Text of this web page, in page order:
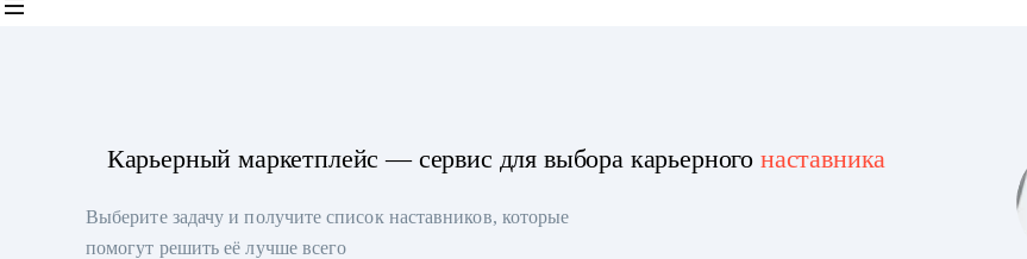
Карьерный маркетплейс — сервис для выбора карьерного наставника
Выберите задачу и получите список наставников, которые
помогут решить её лучше всего